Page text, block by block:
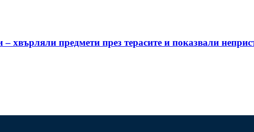
предмети през терасите и показвали